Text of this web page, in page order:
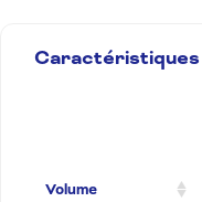
Caractéristiques
Volume